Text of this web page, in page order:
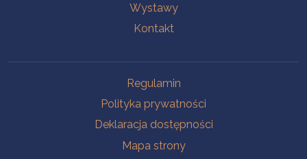
Wystawy
Kontakt
Regulamin
Polityka prywatności
Deklaracja dostępności
Mapa strony